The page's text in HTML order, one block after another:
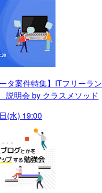
タ案件特集】ITフリーラ
説明会 by クラスメソッド
(水) 19:00